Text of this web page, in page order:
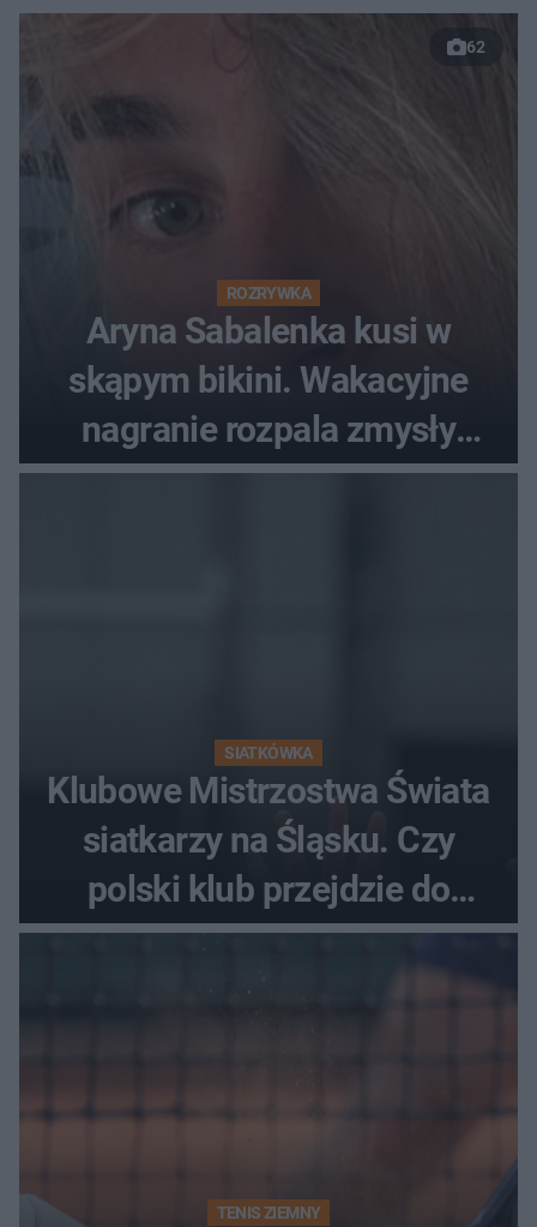
62
ROZRYWKA
Aryna Sabalenka kusi w
skąpym bikini. Wakacyjne
nagranie rozpala zmysły
fanów
SIATKÓWKA
Klubowe Mistrzostwa Świata
siatkarzy na Śląsku. Czy
polski klub przejdzie do
historii
TENIS ZIEMNY